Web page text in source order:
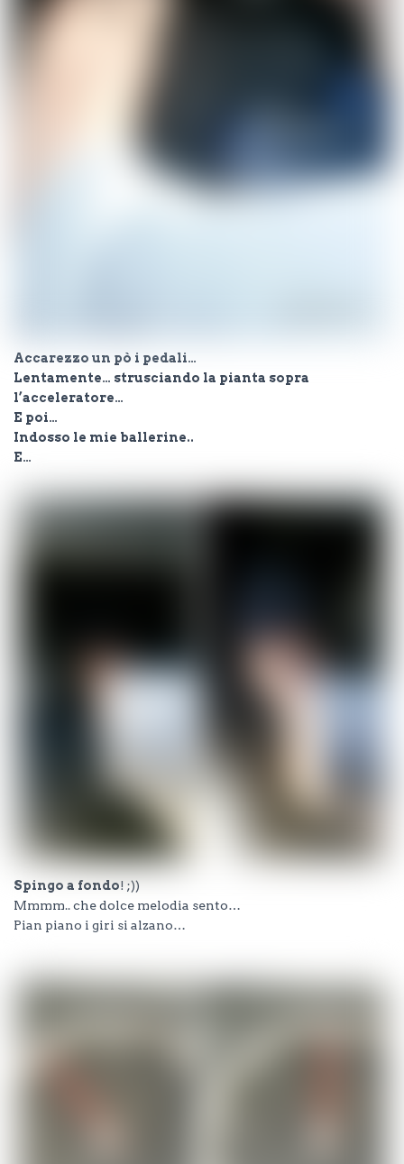
Accarezzo un pò i pedali…
Lentamente… strusciando la pianta sopra
l’acceleratore…
E poi…
Indosso le mie ballerine..
E…
Spingo a fondo! ;))
Mmmm.. che dolce melodia sento…
Pian piano i giri si alzano…